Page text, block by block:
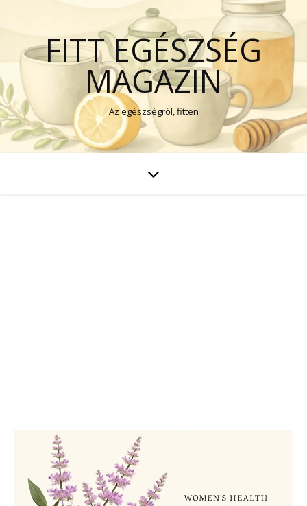
FITT EGÉSZSÉG
MAGAZIN
Az egészségről, fitten